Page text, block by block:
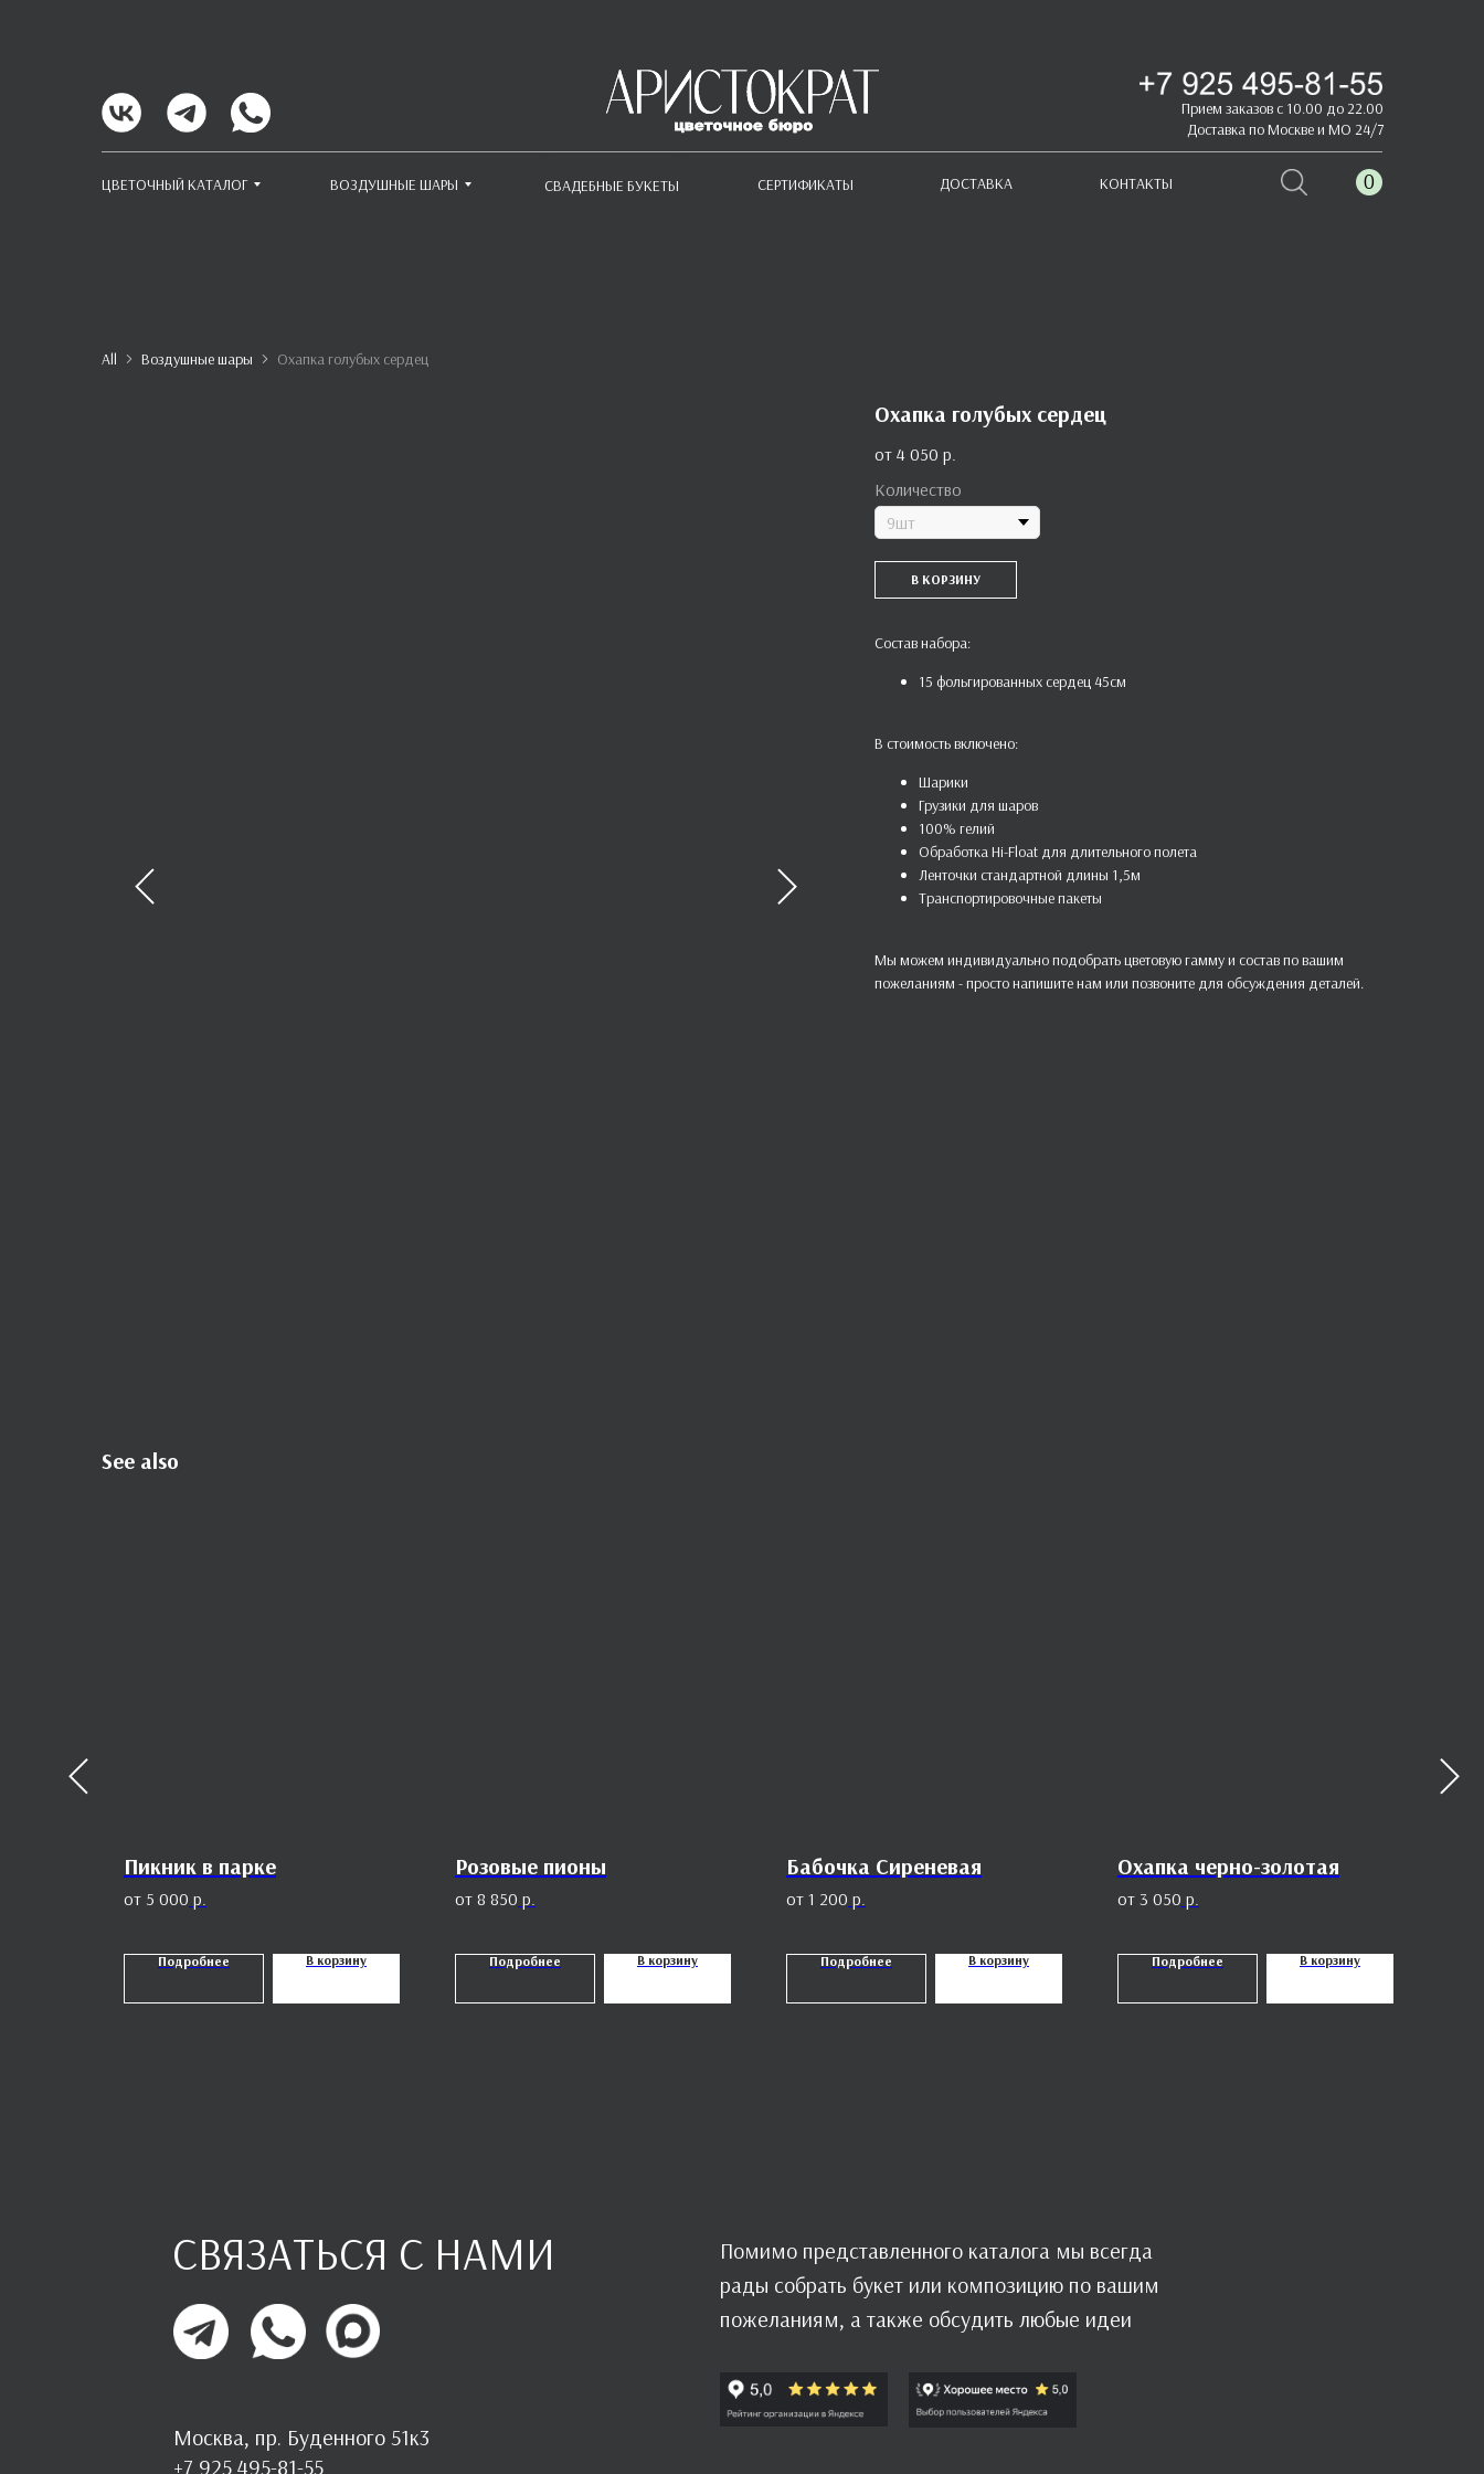
ЦВЕТОЧНЫЙ КАТАЛОГ СВАДЕБНЫЕ БУКЕТЫ
ВОЗДУШНЫЕ ШАРЫ ДОСТАВКА КОНТАКТЫ
СЕРТИФИКАТЫ 0
Доставка по Москве и МО 24/7
Прием заказов с 10.00 до 22.00
All Воздушные шары Охапка голубых сердец
Охапка голубых сердец
4 050 р.
Количество
В КОРЗИНУ
Состав набора:
15 фольгированных сердец 45см
В стоимость включено:
Шарики
Грузики для шаров
100% гелий
Обработка Hi-Float для длительного полета
Ленточки стандартной длины 1,5м
Транспортировочные пакеты
Мы можем индивидуально подобрать цветовую гамму и состав по вашим
пожеланиям - просто напишите нам или позвоните для обсуждения деталей.
See also
Пикник в парке
5 000 р.
Подробнее В корзину
Розовые пионы
8 850 р.
Подробнее В корзину
Бабочка Сиреневая
1 200 р.
Подробнее В корзину
Охапка черно-золотая
3 050 р.
Подробнее В корзину
Москва, пр. Буденного 51к3
+7 925 495-81-55
СВЯЗАТЬСЯ С НАМИ
Помимо представленного каталога мы всегда
рады собрать букет или композицию по вашим
пожеланиям, а также обсудить любые идеи